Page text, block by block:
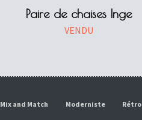
Paire de chaises Inge
VENDU
Mix and Match Moderniste
Rétro